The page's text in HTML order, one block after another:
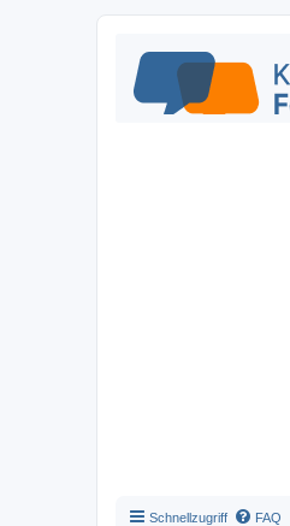
Schnellzugriff FAQ